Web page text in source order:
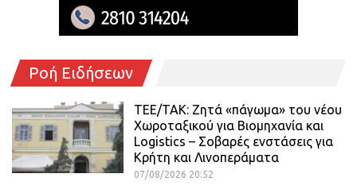
Ροή Ειδήσεων
ΤΕΕ/ΤΑΚ: Ζητά «πάγωμα» του νέου
Χωροταξικού για Βιομηχανία και
Logistics – Σοβαρές ενστάσεις για
Κρήτη και Λινοπεράματα
07/08/2026 20:52